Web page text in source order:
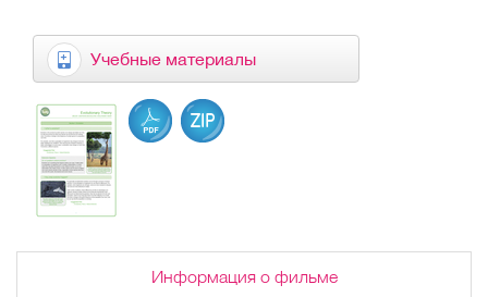
Учебные материалы
Информация о фильме